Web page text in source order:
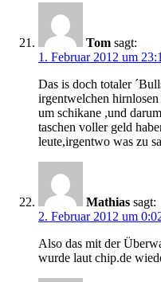
Tom sagt:
1. Februar 2012 um
Das is doch totaler
irgentwelchen
um schikane ,und
taschen voller geld
leute,irgentwo was zu
Mathias sagt:
2. Februar 2012 um
Also das mit der
wurde laut chip.de